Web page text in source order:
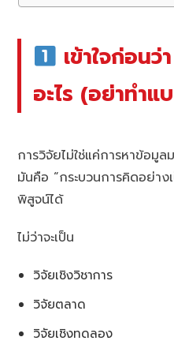
เข้าใจก่อน
อะไร (อย่าทำแ
การวิจัยไม่ใช่แค่การหาข้อมูล
มันคือ “กระบวนการคิดอย่าง
พิสูจน์ได้
ไม่ว่าจะเป็น
วิจัยเชิงวิชาการ
วิจัยตลาด
วิจัยเชิงทดลอง